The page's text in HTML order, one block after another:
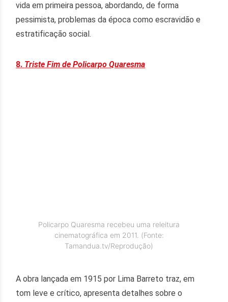
vida em primeira pessoa, abordando, de forma
pessimista, problemas da época como escravidão e
estratificação social.
8. Triste Fim de Policarpo Quaresma
Policarpo Quaresma recebeu uma releitura
cinematográfica em 2011. (Fonte:
Tamandua.tv/Reprodução)
A obra lançada em 1915 por Lima Barreto traz, em
tom leve e crítico, apresenta detalhes sobre o